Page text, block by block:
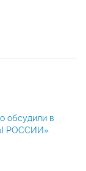
обсудили в
РОССИИ»